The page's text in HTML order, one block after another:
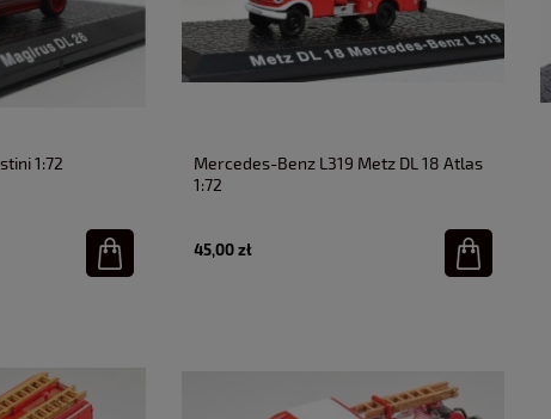
1:72
Mercedes-Benz L319 Metz DL 18 Atlas
1:72
45,00 zł